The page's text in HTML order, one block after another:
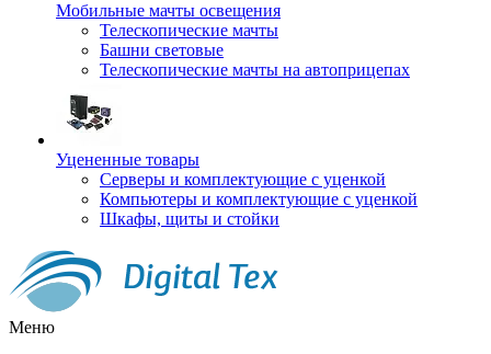
Мобильные мачты освещения
Телескопические мачты
Башни световые
Телескопические мачты на автоприцепах
Уцененные товары
Серверы и комплектующие с уценкой
Компьютеры и комплектующие с уценкой
Шкафы, щиты и стойки
Меню